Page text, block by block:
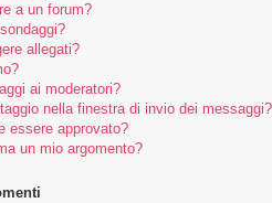
a un forum?
allegati?
ai moderatori?
nella finestra di invio dei messaggi?
essere approvato?
un mio argomento?